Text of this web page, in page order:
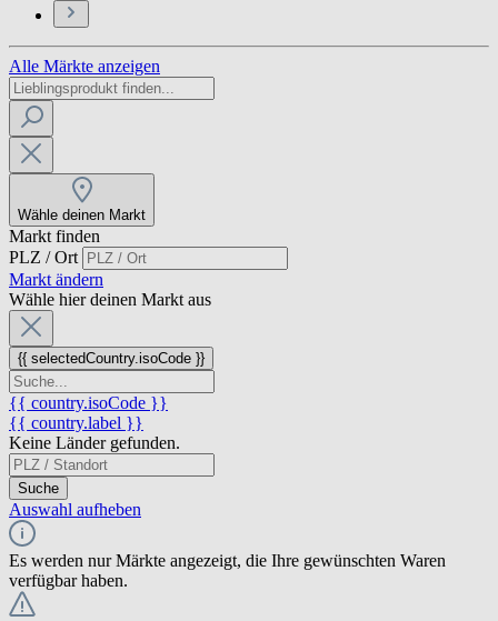
Alle Märkte anzeigen
Wähle deinen Markt
Markt finden
PLZ / Ort
Markt ändern
Wähle hier deinen Markt aus
{{ selectedCountry.isoCode }}
{{ country.isoCode }}
{{ country.label }}
Keine Länder gefunden.
Suche
Auswahl aufheben
Es werden nur Märkte angezeigt, die Ihre gewünschten Waren
verfügbar haben.